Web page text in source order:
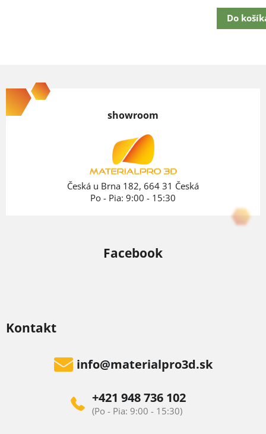
Do
á
p
Kontakt
info@materialpro3d.sk
+421 948 736 102
showroom
Česká u Brna 182, 664 31 Česká
Po - Pia: 9:00 - 15:30
Facebook